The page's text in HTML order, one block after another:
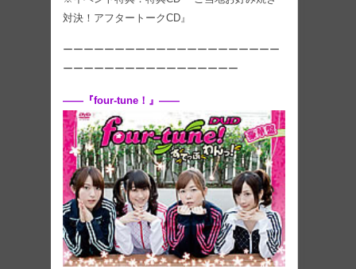
対決！アフタートークCD』
ーーーーーーーーーーーーーーーーーーーーー
ーーーーーーーーーーーーーーーーー
――『four-tune！』――